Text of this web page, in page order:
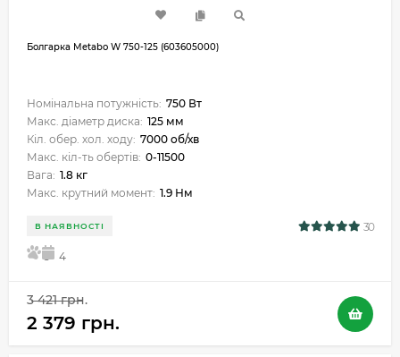
Болгарка Metabo W 750-125 (603605000)
Номінальна потужність: 750 Вт
Макс. діаметр диска: 125 мм
Кіл. обер. хол. ходу: 7000 об/хв
Макс. кіл-ть обертів: 0-11500
Вага: 1.8 кг
Макс. крутний момент: 1.9 Нм
В НАЯВНОСТІ 30
5 4
3 421 грн.
2 379 грн.